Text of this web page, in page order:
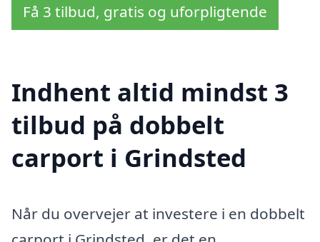
Få 3 tilbud, gratis og uforpligtende
Indhent altid mindst 3
tilbud på dobbelt
carport i Grindsted
Når du overvejer at investere i en dobbelt